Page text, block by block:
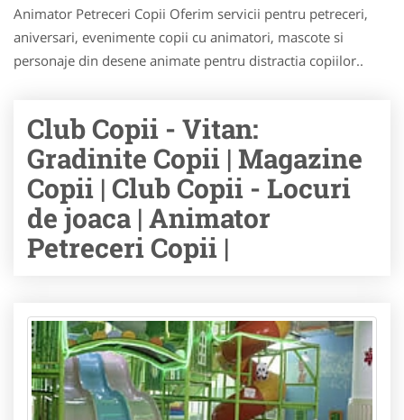
Animator Petreceri Copii Oferim servicii pentru petreceri,
aniversari, evenimente copii cu animatori, mascote si
personaje din desene animate pentru distractia copiilor..
Club Copii - Vitan:
Gradinite Copii | Magazine
Copii | Club Copii - Locuri
de joaca | Animator
Petreceri Copii |